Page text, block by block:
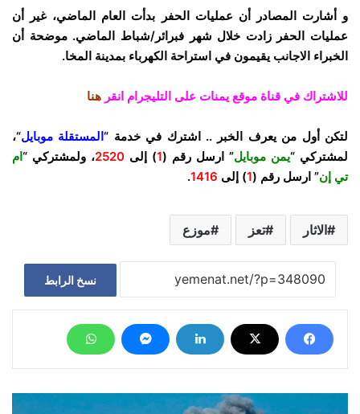
و أشارت المصادر أن عمليات الحفر بدأت العام الماضي، غير أن
عمليات الحفر زادت خلال شهر فبرائر/شباط الماضي. موضحة أن
الخبراء الاجانب يقيمون في استراحة الكهرباء بمدينة المخا.
للاشتراك في قناة موقع يمنات على التليجرام انقر هنا
لتكن أول من يعرف الخبر .. اشترك في خدمة “المستقلة موبايل“،
لمشتركي “يمن موبايل” ارسل رقم (1) إلى 2520، ولمشتركي “ام
تي إن” ارسل رقم (1) إلى 1416
.
الاثار تعز موزع
نسخ الرابط